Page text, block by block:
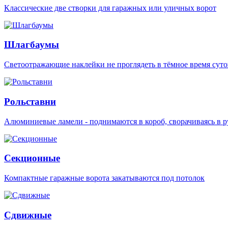
Классические две створки для гаражных или уличных ворот
Шлагбаумы
Светоотражающие наклейки не проглядеть в тёмное время
Рольставни
Алюминиевые ламели - поднимаются в короб, сворачиваясь в
Секционные
Компактные гаражные ворота закатываются под потолок
Сдвижные